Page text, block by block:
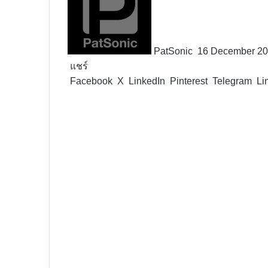
PatSonic 16 December
แชร์
Facebook X LinkedIn Pinterest Telegram